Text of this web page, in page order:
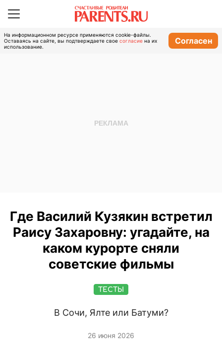
На информационном ресурсе применяются cookie-файлы.
Оставаясь на сайте, вы подтверждаете свое согласие на их
использование.
Согласен
Где Василий Кузякин встретил
Раису Захаровну: угадайте, на
каком курорте сняли
советские фильмы
ТЕСТЫ
В Сочи, Ялте или Батуми?
26 июня 2026